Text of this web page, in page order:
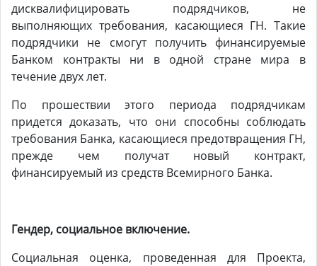
дисквалифицировать подрядчиков, не
выполняющих требования, касающиеся ГН. Такие
подрядчики не смогут получить финансируемые
Банком контракты ни в одной стране мира в
течение двух лет.
По прошествии этого периода подрядчикам
придется доказать, что они способны соблюдать
требования Банка, касающиеся предотвращения ГН,
прежде чем получат новый контракт,
финансируемый из средств Всемирного Банка.
Гендер, социальное включение.
Социальная оценка, проведенная для Проекта,